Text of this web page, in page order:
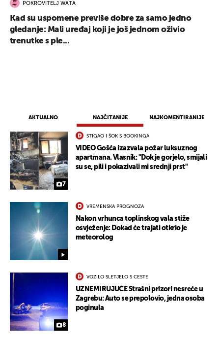
AKTUALNO NAJČITANIJE NAJKOMENTIRANIJE
7
STIGAO I ŠOK S BOOKINGA
VIDEO Gošća izazvala požar luksuznog
apartmana. Vlasnik: "Dok je gorjelo, smijali
su se, pili i pokazivali mi srednji prst"
VREMENSKA PROGNOZA
Nakon vrhunca toplinskog vala stiže
osvježenje: Dokad će trajati otkrio je
meteorolog
8
VOZILO SLETJELO S CESTE
UZNEMIRUJUĆE Strašni prizori nesreće u
Zagrebu: Auto se prepolovio, jedna osoba
poginula
POKROVITELJ WATA
Kad su uspomene previše dobre za samo jedno
gledanje: Mali uređaj koji je još jednom oživio
trenutke s ple...